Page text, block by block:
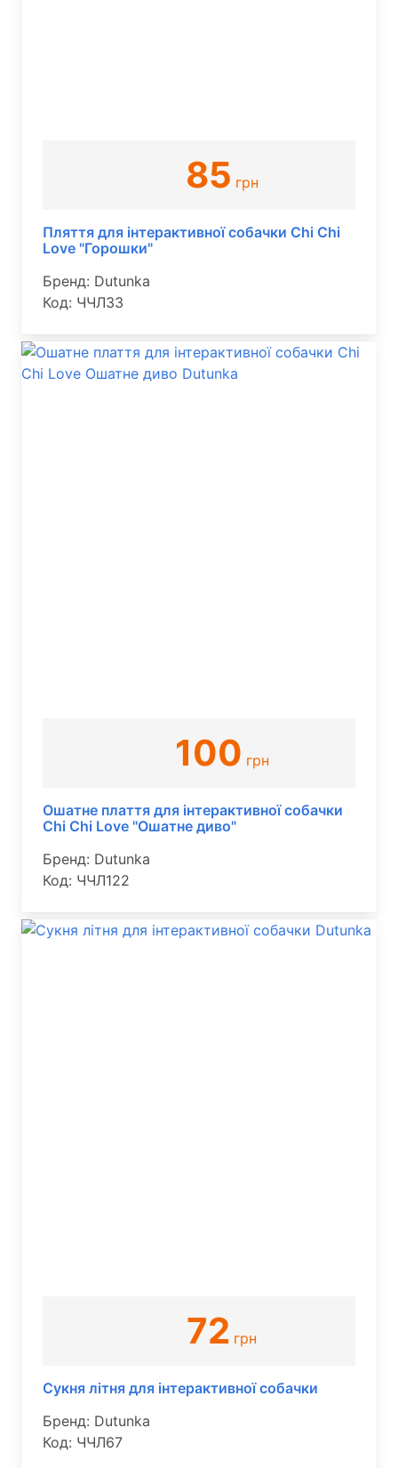
85 грн
Пляття для інтерактивної собачки Chi Chi
Love "Горошки"
Бренд: Dutunka
Код: ЧЧЛ33
100 грн
Ошатне плаття для інтерактивної собачки
Chi Chi Love "Ошатне диво"
Бренд: Dutunka
Код: ЧЧЛ122
72 грн
Сукня літня для інтерактивної собачки
Бренд: Dutunka
Код: ЧЧЛ67